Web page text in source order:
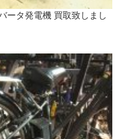
ータ発電機 買取致しまし